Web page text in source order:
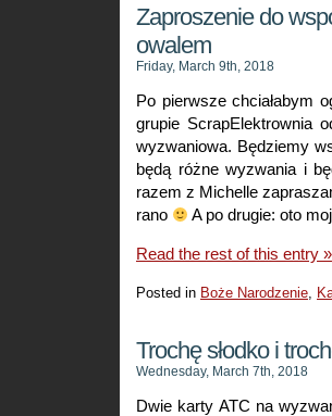
Zaproszenie do
owalem
Friday, March 9th, 2018
Po pierwsze chciałabym
grupie ScrapElektrownia
wyzwaniowa. Będziemy
będą różne wyzwania i
razem z Michelle
rano
A po drugie: oto
Read the rest of this entry »
Posted in Boże Narodzenie,
Trochę słodko i
Wednesday, March 7th, 2018
Dwie karty ATC na